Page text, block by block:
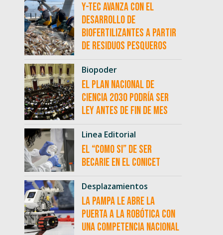
Y-TEC avanza con el
desarrollo de
biofertilizantes a partir
de residuos pesqueros
Biopoder
El Plan Nacional de
Ciencia 2030 podría ser
ley antes de fin de mes
Linea Editorial
El “como si” de ser
becarie en el CONICET
Desplazamientos
La Pampa le abre la
puerta a la robótica con
una competencia nacional